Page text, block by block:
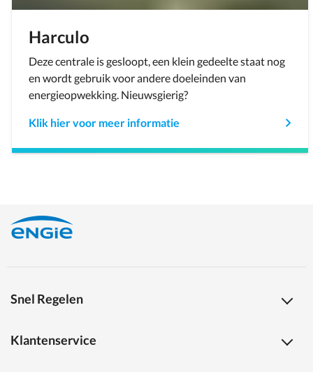
Harculo
Deze centrale is gesloopt, een klein gedeelte staat nog
en wordt gebruik voor andere doeleinden van
energieopwekking. Nieuwsgierig?
Klik hier voor meer informatie
Snel Regelen
Klantenservice